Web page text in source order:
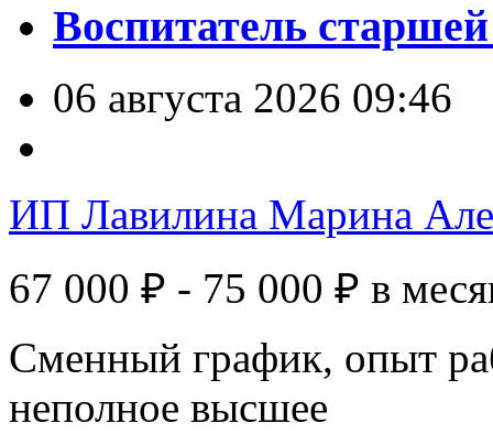
Воспитатель
06 августа 2026 09:46
ИП Лавилина Марина
67 000 ₽ - 75 000 ₽ в
Сменный график, опыт
неполное высшее